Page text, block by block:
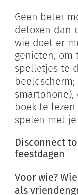
Geen beter
detoxen dan
wie doet er
genieten, om
spelletjes te
smartphone),
boek te
spelen met
Disconnect
feestdagen
Voor wie?
als